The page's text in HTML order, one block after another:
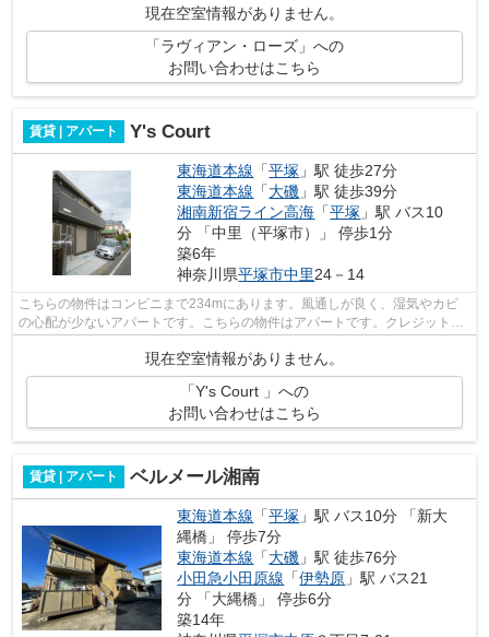
現在空室情報がありません。
「ラヴィアン・ローズ」への
お問い合わせはこちら
賃貸 | アパート Y's Court
東海道本線 「平塚 」駅 徒歩27分
東海道本線 「大磯 」駅 徒歩39分
湘南新宿ライン高海 「平塚 」駅 バス10
分 「中里（平塚市）」 停歩1分
築6年
神奈川県平塚市中里24－14
こちらの物件はコンビニまで234mにあります。風通しが良く、湿気やカビ
の心配が少ないアパートです。こちらの物件はアパートです。クレジットカ
現在空室情報がありません。
「Y's Court 」への
お問い合わせはこちら
賃貸 | アパート ベルメール湘南
東海道本線 「平塚 」駅 バス10分 「新大
縄橋」 停歩7分
東海道本線 「大磯 」駅 徒歩76分
小田急小田原線 「伊勢原 」駅 バス21
分 「大縄橋」 停歩6分
築14年